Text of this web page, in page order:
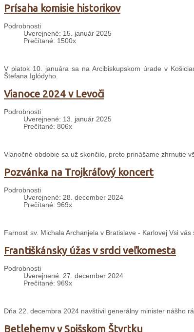
Prísaha komisie historikov
Podrobnosti
Uverejnené: 15. január 2025
Prečítané: 1500x
V piatok 10. januára sa na Arcibiskupskom úrade v
Štefana Iglódyho.
Vianoce 2024 v Levoči
Podrobnosti
Uverejnené: 13. január 2025
Prečítané: 806x
Vianočné obdobie sa už skončilo, preto prinášame zhrnutie
Pozvánka na Trojkráľový koncert
Podrobnosti
Uverejnené: 28. december 2024
Prečítané: 969x
Farnosť sv. Michala Archanjela v Bratislave - Karlovej Vsi
Františkánsky úžas v srdci veľkomesta
Podrobnosti
Uverejnené: 27. december 2024
Prečítané: 969x
Dňa 22. decembra 2024 navštívil generálny minister nášho
Betlehemy v Spišskom Štvrtku